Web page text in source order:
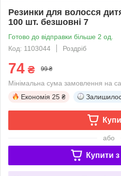
Резинки для волосся
100 шт. безшовні 7
Готово до відправки більше 2 од.
Код: 1103044
Роздріб
74 ₴ 99 ₴
Мінімальна сума замовлення на
Економія 25 ₴
або
Купити з